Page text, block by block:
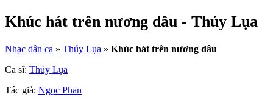
Khúc hát trên nương dâu - Thúy Lụa
Nhạc dân ca » Thúy Lụa » Khúc hát trên nương dâu
Ca sĩ: Thúy Lụa
Tác giả: Ngọc Phan